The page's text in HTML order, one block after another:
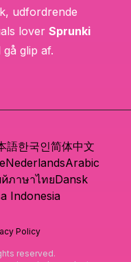
udfordrende
lover Sprunki
glip af.
語한국인简体中文
NederlandsArabic
ภาษาไทยDansk
Indonesia
Policy
reserved.